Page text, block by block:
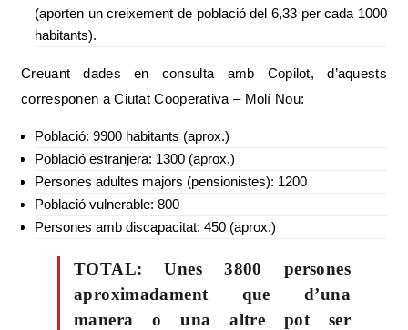
(aporten un creixement de població del 6,33 per cada 1000
habitants).
Creuant dades en consulta amb Copilot, d’aquests
corresponen a Ciutat Cooperativa – Molí Nou:
Població: 9900 habitants (aprox.)
Població estranjera: 1300 (aprox.)
Persones adultes majors (pensionistes): 1200
Població vulnerable: 800
Persones amb discapacitat: 450 (aprox.)
TOTAL: Unes 3800 persones
aproximadament que d’una
manera o una altre pot ser